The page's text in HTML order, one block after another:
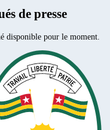
de presse
disponible pour le moment.